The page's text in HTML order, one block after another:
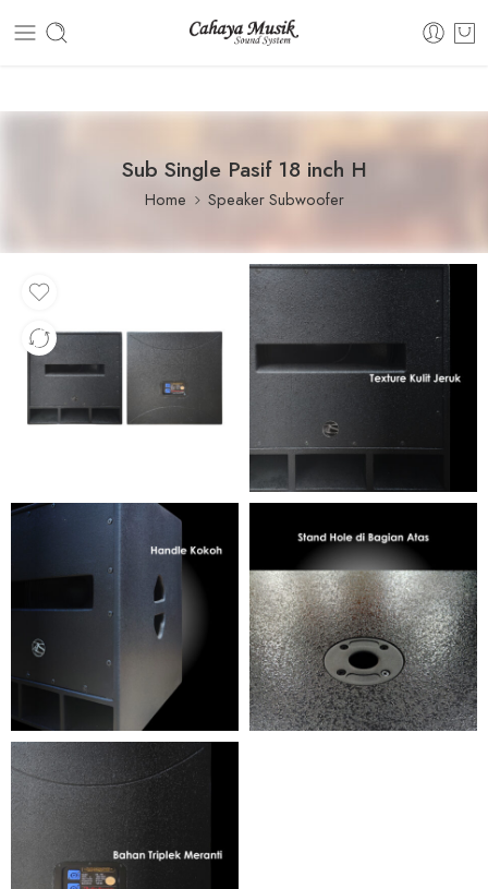
Dashboard Static Blocks
Sub Single Pasif 18 inch H
Home Speaker Subwoofer